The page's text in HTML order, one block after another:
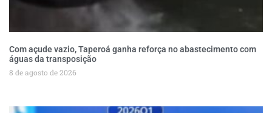
Com açude vazio, Taperoá ganha reforça no abastecimento com
águas da transposição
8 de agosto de 2026